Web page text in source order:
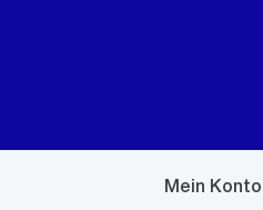
Mein Konto
Menü